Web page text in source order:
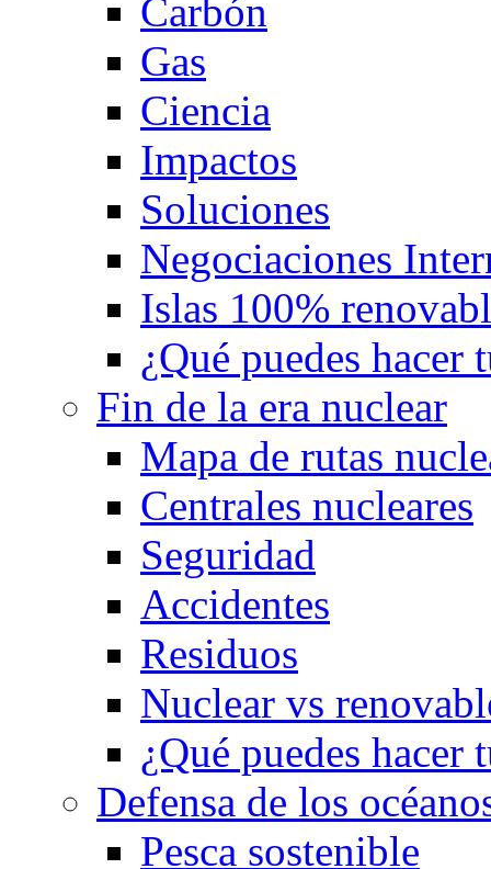
Carbón
Gas
Ciencia
Impactos
Soluciones
Negociaciones
Islas 100%
¿Qué puedes hacer
Fin de la era nuclear
Mapa de rutas
Centrales nucleares
Seguridad
Accidentes
Residuos
Nuclear vs
¿Qué puedes hacer
Defensa de los
Pesca sostenible